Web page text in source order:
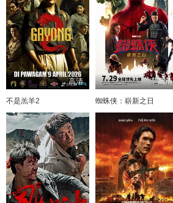
高清
不是羔羊2
高清
蜘蛛侠：崭新之日